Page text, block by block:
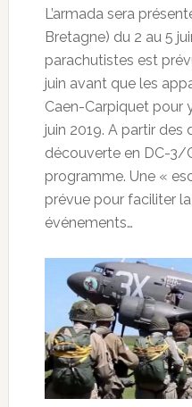
L’armada sera
Bretagne) du 2 au 5
parachutistes est
juin avant que les
Caen-Carpiquet pour
juin 2019. A partir des
découverte en DC-3/
programme. Une «
prévue pour faciliter
événements…